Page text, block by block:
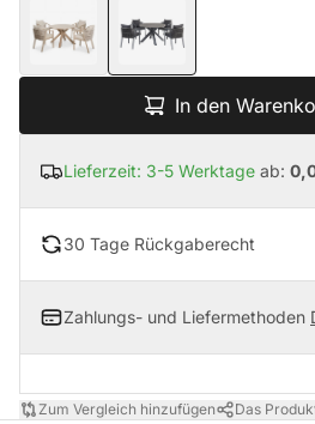
In den
Lieferzeit: 3-5 Werktage ab:
30 Tage Rückgaberecht
Zahlungs- und Liefermethoden
Zum Vergleich hinzufügen Das